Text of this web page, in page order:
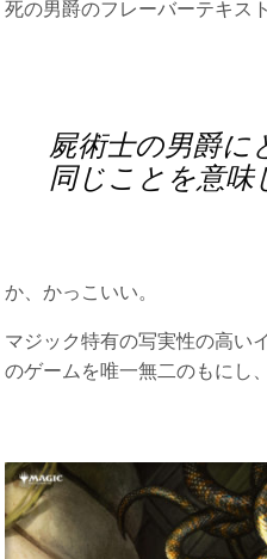
死の男爵のフレーバーテキス
屍術士の男爵に
同じことを意味
か、かっこいい。
マジック特有の写実性の高い
のゲームを唯一無二のもにし